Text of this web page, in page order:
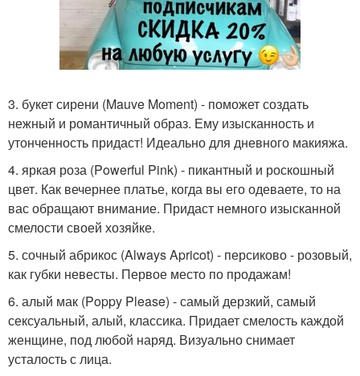
3. букет сирени (Mauve Moment) - поможет создать
нежный и романтичный образ. Ему изысканность и
утонченность придаст! Идеально для дневного макияжа.
4. яркая роза (Powerful Pink) - пикантный и роскошный
цвет. Как вечернее платье, когда вы его одеваете, то на
вас обращают внимание. Придаст немного изысканной
смелости своей хозяйке.
5. сочный абрикос (Always Apricot) - персиково - розовый,
как губки невесты. Первое место по продажам!
6. алый мак (Poppy Please) - самый дерзкий, самый
сексуальный, алый, классика. Придает смелость каждой
женщине, под любой наряд. Визуально снимает
усталость с лица.